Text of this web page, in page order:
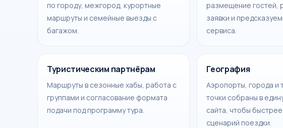
по городу, межгород, курортные
маршруты и семейные выезды с
багажом.
размещение гостей,
заявки и
сервиса.
Туристическим партнёрам
Маршруты в сезонные хабы, работа с
группами и согласование формата
подачи под программу тура.
География
Аэропорты, города и
точки собраны в
сайта, чтобы быстрее
сценарий поездки.